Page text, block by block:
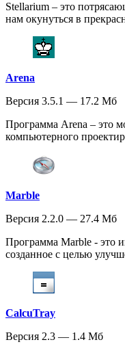
Stellarium – это
нам окунуться в
Arena
Версия 3.5.1 — 17.2 Мб
Программа Arena – это
компьютерного
Marble
Версия 2.2.0 — 27.4 Мб
Программа Marble - это
созданное с целью
CalcuTray
Версия 2.3 — 1.4 Мб